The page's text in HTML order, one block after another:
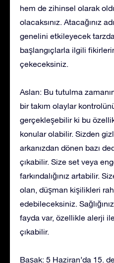
hem de zihinsel olarak
olacaksınız. Atacağınız
genelini etkileyecek
başlangıçlarla ilgili
çekeceksiniz.
Aslan: Bu tutulma
bir takım olaylar
gerçekleşebilir ki bu
konular olabilir. Sizden
arkanızdan dönen bazı
çıkabilir. Size set veya
farkındalığınız artabilir.
olan, düşman kişilikleri
edebileceksiniz.
fayda var, özellikle alerji
çıkabilir.
Başak: 5 Haziran’da 15.